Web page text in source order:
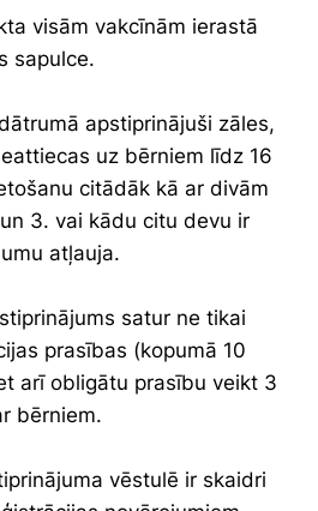
visām vakcīnām ierastā
sapulce.
apstiprinājuši zāles,
uz bērniem līdz 16
citādāk kā ar divām
3. vai kādu citu devu ir
atļauja.
satur ne tikai
prasības (kopumā 10
arī obligātu prasību veikt 3
bērniem.
vēstulē ir skaidri